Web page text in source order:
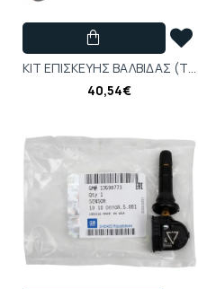
ΚΙΤ ΕΠΙΣΚΕΥΗΣ ΒΑΛΒΙΔΑΣ (TPMS) ASTRA-K (1010070) - 13507405
40,54€